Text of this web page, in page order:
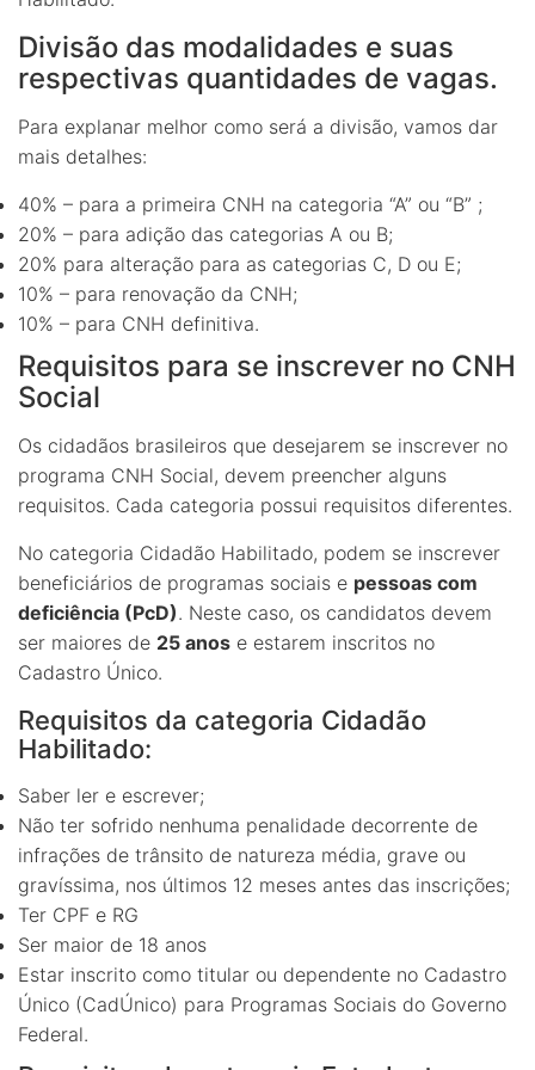
Divisão das modalidades e suas
respectivas quantidades de vagas.
Para explanar melhor como será a divisão, vamos dar
mais detalhes:
40% – para a primeira CNH na categoria “A” ou “B” ;
20% – para adição das categorias A ou B;
20% para alteração para as categorias C, D ou E;
10% – para renovação da CNH;
10% – para CNH definitiva.
Requisitos para se inscrever no CNH
Social
Os cidadãos brasileiros que desejarem se inscrever no
programa CNH Social, devem preencher alguns
requisitos. Cada categoria possui requisitos diferentes.
No categoria Cidadão Habilitado, podem se inscrever
beneficiários de programas sociais e pessoas com
deficiência (PcD). Neste caso, os candidatos devem
ser maiores de 25 anos e estarem inscritos no
Cadastro Único.
Requisitos da categoria Cidadão
Habilitado:
Saber ler e escrever;
Não ter sofrido nenhuma penalidade decorrente de
infrações de trânsito de natureza média, grave ou
gravíssima, nos últimos 12 meses antes das inscrições;
Ter CPF e RG
Ser maior de 18 anos
Estar inscrito como titular ou dependente no Cadastro
Único (CadÚnico) para Programas Sociais do Governo
Federal.